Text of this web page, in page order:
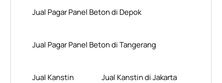
Jual Pagar Panel Beton di Depok
Jual Pagar Panel Beton di Tangerang
Jual Kanstin Jual Kanstin di Jakarta